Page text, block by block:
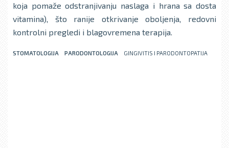
koja pomaže odstranjivanju naslaga i hrana sa dosta
vitamina), što ranije otkrivanje obolјenja, redovni
kontrolni pregledi i blagovremena terapija.
STOMATOLOGIJA PARODONTOLOGIJA GINGIVITIS I PARODONTOPATIJA